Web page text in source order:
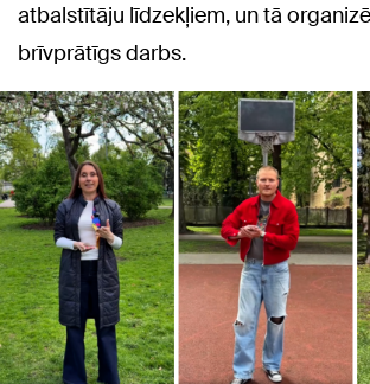
atbalstītāju līdzekļiem, un tā
brīvprātīgs darbs.